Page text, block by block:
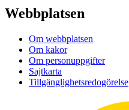
Webbplatsen
Om webbplatsen
Om kakor
Om personuppgifter
Sajtkarta
Tillgänglighetsredogörelse